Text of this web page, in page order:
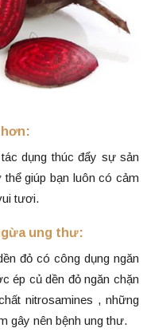
dụng thúc đẩy sự sản
giúp bạn luôn có cảm
tươi.
ung thư:
đỏ có công dụng ngăn
ép củ dền đỏ ngăn chặn
nitrosamines , những
gây nên bệnh ung thư.